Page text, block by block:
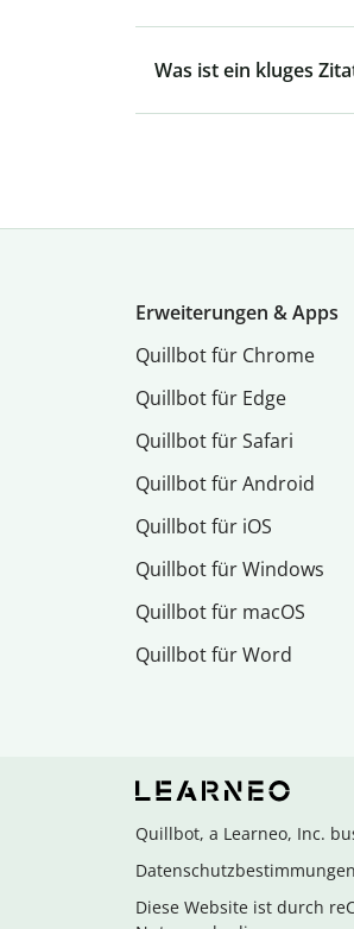
Was ist ein kluges
Erweiterungen & Apps
Quillbot für Chrome
Quillbot für Edge
Quillbot für Safari
Quillbot für Android
Quillbot für iOS
Quillbot für Windows
Quillbot für macOS
Quillbot für Word
Quillbot, a Learneo, Inc.
Datenschutzbestimmungen
Diese Website ist durch